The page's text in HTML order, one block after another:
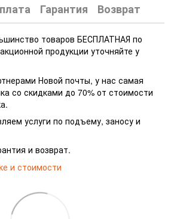
Гарантия Возврат
товаров БЕСПЛАТНАЯ по
продукции уточняйте у
Новой почты, у нас самая
со скидками до 70% от стоимости
услуги по подъему, заносу и
и возврат.
и стоимости